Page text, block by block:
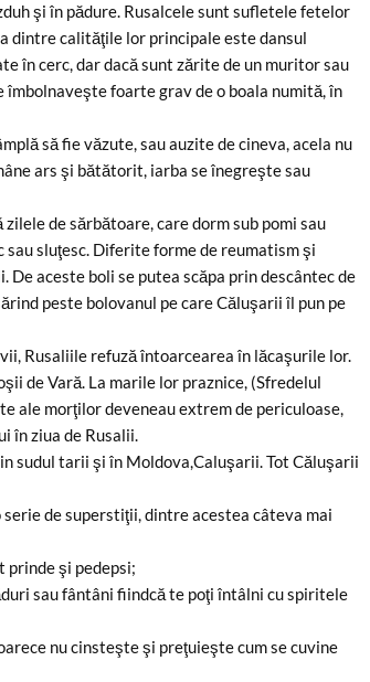
şi în pădure. Rusalcele sunt sufletele fetelor
dintre calităţile lor principale este dansul
în cerc, dar dacă sunt zărite de un muritor sau
îmbolnaveşte foarte grav de o boala numită, în
să fie văzute, sau auzite de cineva, acela nu
ars şi bătătorit, iarba se înegreşte sau
de sărbătoare, care dorm sub pomi sau
sau sluţesc. Diferite forme de reumatism şi
De aceste boli se putea scăpa prin descântec de
peste bolovanul pe care Căluşarii îl pun pe
Rusaliile refuză întoarcearea în lăcaşurile lor.
de Vară. La marile lor praznice, (Sfredelul
ale morţilor deveneau extrem de periculoase,
în ziua de Rusalii.
sudul tarii şi în Moldova,Caluşarii. Tot Căluşarii
de superstiţii, dintre acestea câteva mai
prinde şi pedepsi;
sau fântâni fiindcă te poţi întâlni cu spiritele
nu cinsteşte şi preţuieşte cum se cuvine